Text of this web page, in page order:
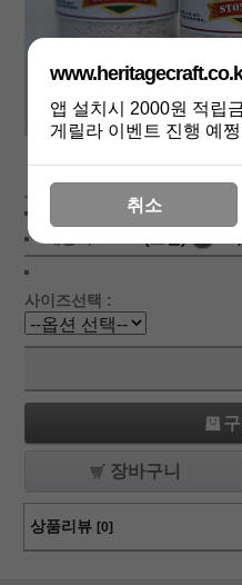
상
8,600
사이즈선택 :
장바구니
상품리뷰 [0]
앱 설치시 2000원 적립
게릴라 이벤트 진행 예
취소